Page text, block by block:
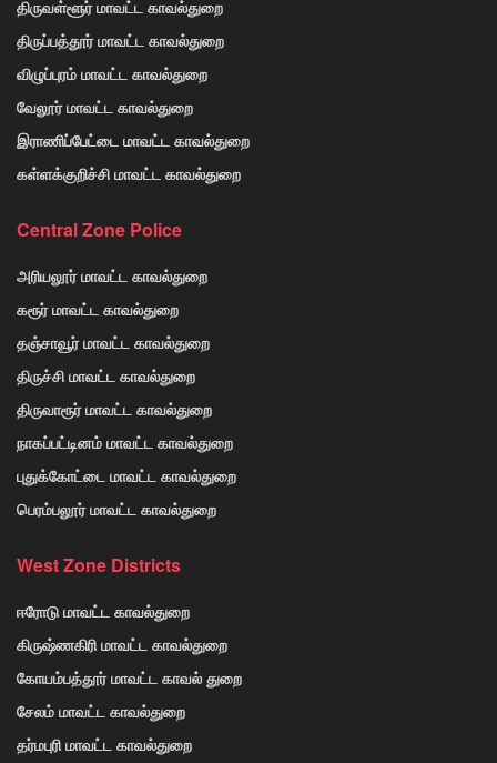
திருவள்ளூர் மாவட்ட காவல்துறை
திருப்பத்தூர் மாவட்ட காவல்துறை
விழுப்புரம் மாவட்ட காவல்துறை
வேலூர் மாவட்ட காவல்துறை
இராணிப்பேட்டை மாவட்ட காவல்துறை
கள்ளக்குறிச்சி மாவட்ட காவல்துறை
Central Zone Police
அரியலூர் மாவட்ட காவல்துறை
கரூர் மாவட்ட காவல்துறை
தஞ்சாவூர் மாவட்ட காவல்துறை
திருச்சி மாவட்ட காவல்துறை
திருவாரூர் மாவட்ட காவல்துறை
நாகப்பட்டினம் மாவட்ட காவல்துறை
புதுக்கோட்டை மாவட்ட காவல்துறை
பெரம்பலூர் மாவட்ட காவல்துறை
West Zone Districts
ஈரோடு மாவட்ட காவல்துறை
கிருஷ்ணகிரி மாவட்ட காவல்துறை
கோயம்பத்தூர் மாவட்ட காவல் துறை
சேலம் மாவட்ட காவல்துறை
தர்மபுரி மாவட்ட காவல்துறை